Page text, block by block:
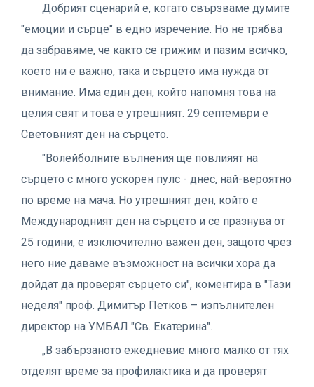
Добрият сценарий е, когато свързваме думите
"емоции и сърце" в едно изречение. Но не трябва
да забравяме, че както се грижим и пазим всичко,
което ни е важно, така и сърцето има нужда от
внимание. Има един ден, който напомня това на
целия свят и това е утрешният. 29 септември е
Световният ден на сърцето.
"Волейболните вълнения ще повлияят на
сърцето с много ускорен пулс - днес, най-вероятно
по време на мача. Но утрешният ден, който е
Международният ден на сърцето и се празнува от
25 години, е изключително важен ден, защото чрез
него ние даваме възможност на всички хора да
дойдат да проверят сърцето си", коментира в "Тази
неделя" проф. Димитър Петков – изпълнителен
директор на УМБАЛ "Св. Екатерина".
„В забързаното ежедневие много малко от тях
отделят време за профилактика и да проверят